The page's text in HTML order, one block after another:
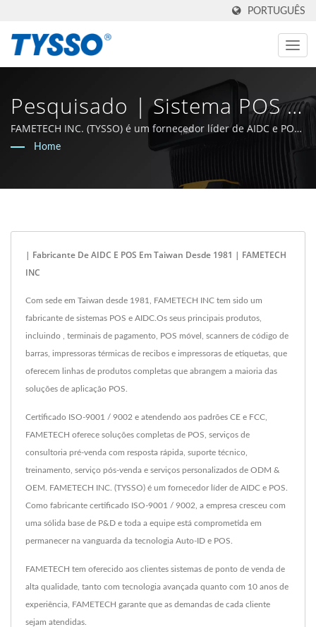
PORTUGUÊS
Pesquisado | Sistema POS E
Provedor De Soluções POS -
FAMETECH INC. (TYSSO) é um fornecedor líder de AIDC e POS.
Como fabricante certificado ISO-9001 / 9002, a empresa
cresceu com uma sólida base de P&D e toda a equipe está
comprometida em permanecer na vanguarda da tecnologia
Home
| Fabricante De AIDC E POS Em Taiwan Desde 1981 | FAMETECH
INC
Com sede em Taiwan desde 1981, FAMETECH INC tem sido um
fabricante de sistemas POS e AIDC.Os seus principais produtos,
incluindo , terminais de pagamento, POS móvel, scanners de código de
barras, impressoras térmicas de recibos e impressoras de etiquetas, que
oferecem linhas de produtos completas que abrangem a maioria das
soluções de aplicação POS.
Certificado ISO-9001 / 9002 e atendendo aos padrões CE e FCC,
FAMETECH oferece soluções completas de POS, serviços de
consultoria pré-venda com resposta rápida, suporte técnico,
treinamento, serviço pós-venda e serviços personalizados de ODM &
OEM. FAMETECH INC. (TYSSO) é um fornecedor líder de AIDC e POS.
Como fabricante certificado ISO-9001 / 9002, a empresa cresceu com
uma sólida base de P&D e toda a equipe está comprometida em
permanecer na vanguarda da tecnologia Auto-ID e POS.
FAMETECH tem oferecido aos clientes sistemas de ponto de venda de
alta qualidade, tanto com tecnologia avançada quanto com 10 anos de
experiência, FAMETECH garante que as demandas de cada cliente
sejam atendidas.